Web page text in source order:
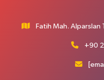
Fatih Mah.
+90